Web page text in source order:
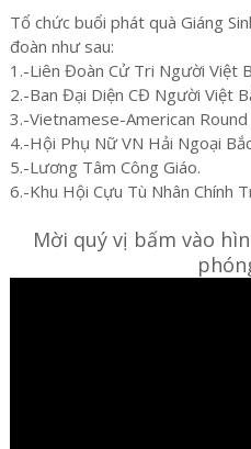
Tổ chức buổi phát quà Giáng
đoàn như sau:
1.-Liên Đoàn Cử Tri Người Việt
2.-Ban Đại Diện CĐ Người Việt
3.-Vietnamese-American Round
4.-Hội Phụ Nữ VN Hải Ngoại
5.-Lương Tâm Công Giáo.
6.-Khu Hội Cựu Tù Nhân Chính
Mời quý vị bấm vào